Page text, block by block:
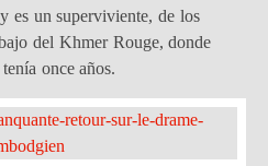
es un superviviente, de los
del Khmer Rouge, donde
once años.